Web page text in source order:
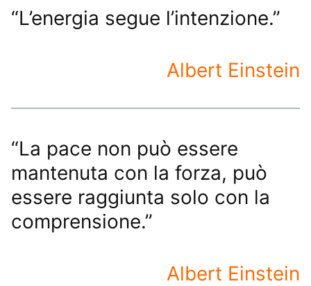
“L’energia segue l’intenzione.”
Albert Einstein
“La pace non può essere
mantenuta con la forza, può
essere raggiunta solo con la
comprensione.”
Albert Einstein